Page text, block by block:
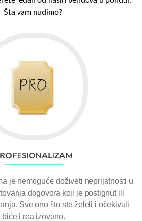
Šta vam nudimo?
je nemoguće doživeti neprijatnosti u
dogovora koji je postignut ili
Sve ono što ste želeli i očekivali
biće i realizovano.